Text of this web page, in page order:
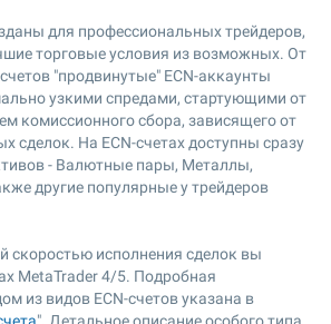
для профессиональных трейдеров,
торговые условия из возможных. От
"продвинутые" ECN-аккаунты
узкими спредами, стартующими от
комиссионного сбора, зависящего от
сделок. На ECN-счетах доступны сразу
- Валютные пары, Металлы,
другие популярные у трейдеров
скоростью исполнения сделок вы
MetaTrader 4/5. Подробная
из видов ECN-счетов указана в